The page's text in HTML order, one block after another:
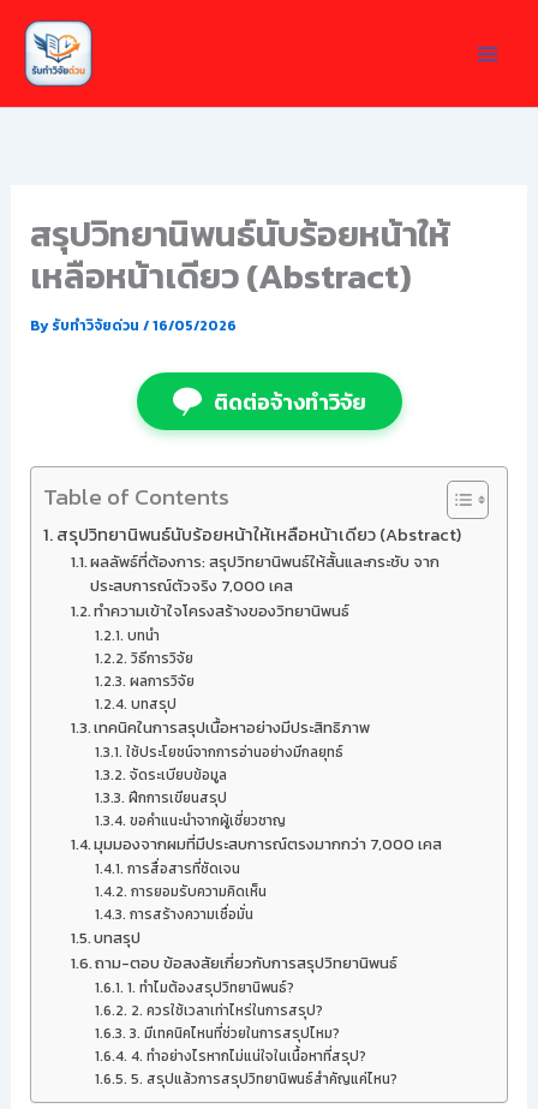
Skip
content
สรุปวิทยานิพนธ์นับร้อยหน้าให้
เหลือหน้าเดียว (Abstract)
Byรับทำวิจัยด่วน /16/05/2026
ติดต่อจ้างทำวิจัย
Table of Contents
สรุปวิทยานิพนธ์นับร้อยหน้าให้เหลือหน้าเดียว (Abstract)
ผลลัพธ์ที่ต้องการ: สรุปวิทยานิพนธ์ให้สั้นและกระชับ จาก
ประสบการณ์ตัวจริง 7,000 เคส
ทำความเข้าใจโครงสร้างของวิทยานิพนธ์
บทนำ
วิธีการวิจัย
ผลการวิจัย
บทสรุป
เทคนิคในการสรุปเนื้อหาอย่างมีประสิทธิภาพ
ใช้ประโยชน์จากการอ่านอย่างมีกลยุทธ์
จัดระเบียบข้อมูล
ฝึกการเขียนสรุป
ขอคำแนะนำจากผู้เชี่ยวชาญ
มุมมองจากผมที่มีประสบการณ์ตรงมากกว่า 7,000 เคส
การสื่อสารที่ชัดเจน
การยอมรับความคิดเห็น
การสร้างความเชื่อมั่น
บทสรุป
ถาม-ตอบ ข้อสงสัยเกี่ยวกับการสรุปวิทยานิพนธ์
1. ทำไมต้องสรุปวิทยานิพนธ์?
2. ควรใช้เวลาเท่าไหร่ในการสรุป?
3. มีเทคนิคไหนที่ช่วยในการสรุปไหม?
4. ทำอย่างไรหากไม่แน่ใจในเนื้อหาที่สรุป?
5. สรุปแล้วการสรุปวิทยานิพนธ์สำคัญแค่ไหน?